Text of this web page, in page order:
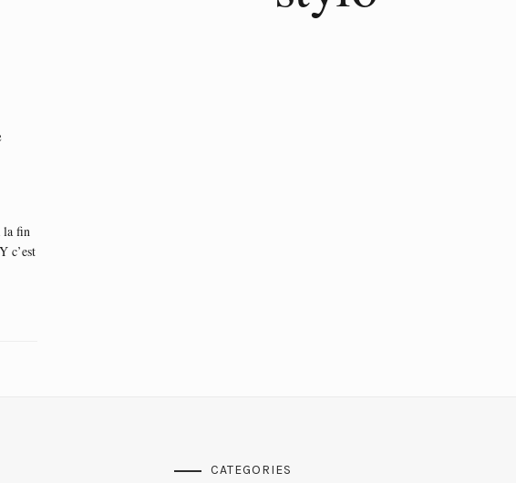
la fin
c’est
CATEGORIES